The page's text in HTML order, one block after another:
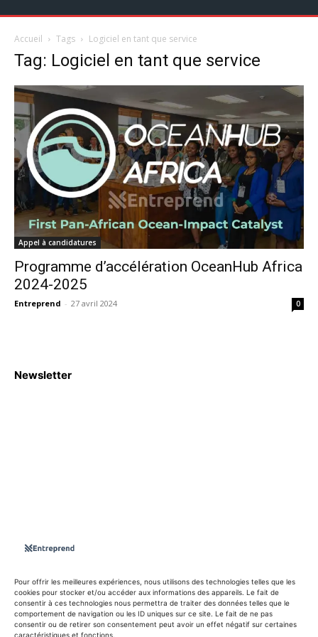
Pour offrir les meilleures expériences, nous utilisons des technologies telles que les
cookies pour stocker et/ou accéder aux informations des appareils. Le fait de
consentir à ces technologies nous permettra de traiter des données telles que le
comportement de navigation ou les ID uniques sur ce site. Le fait de ne pas
consentir ou de retirer son consentement peut avoir un effet négatif sur certaines
caractéristiques et fonctions.
Accueil Tags Logiciel en tant que service
Tag: Logiciel en tant que service
Appel à candidatures
Programme d’accélération OceanHub Africa
2024-2025
Entreprend - 27 avril 2024 0
info@entreprend.net
Newsletter